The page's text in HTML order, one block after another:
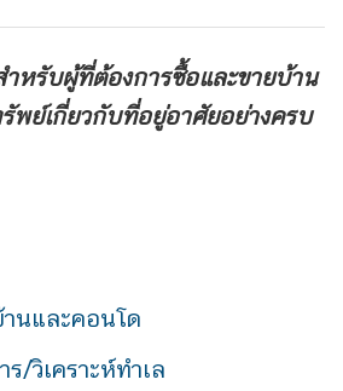
หรับผู้ที่ต้องการซื้อและขายบ้าน
พย์เกี่ยวกับที่อยู่อาศัยอย่างครบ
านและคอนโด
ร/วิเคราะห์ทำเล